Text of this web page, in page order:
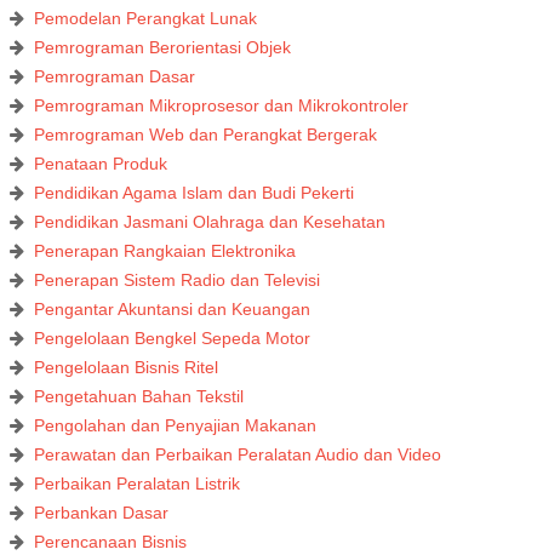
Pemodelan Perangkat Lunak
Pemrograman Berorientasi Objek
Pemrograman Dasar
Pemrograman Mikroprosesor dan Mikrokontroler
Pemrograman Web dan Perangkat Bergerak
Penataan Produk
Pendidikan Agama Islam dan Budi Pekerti
Pendidikan Jasmani Olahraga dan Kesehatan
Penerapan Rangkaian Elektronika
Penerapan Sistem Radio dan Televisi
Pengantar Akuntansi dan Keuangan
Pengelolaan Bengkel Sepeda Motor
Pengelolaan Bisnis Ritel
Pengetahuan Bahan Tekstil
Pengolahan dan Penyajian Makanan
Perawatan dan Perbaikan Peralatan Audio dan Video
Perbaikan Peralatan Listrik
Perbankan Dasar
Perencanaan Bisnis